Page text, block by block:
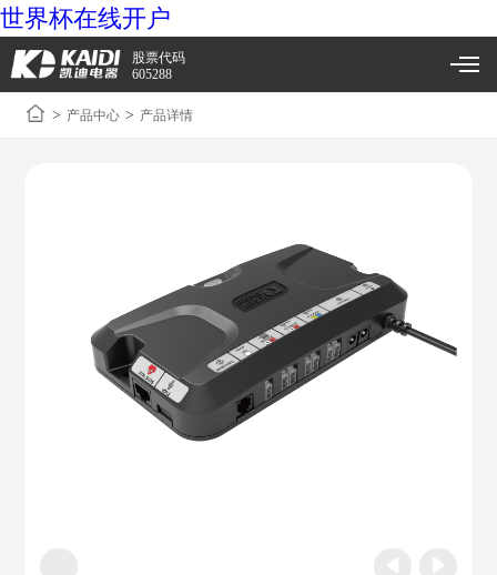
世界杯在线开户
股票代码
605288
> 产品中心 > 产品详情